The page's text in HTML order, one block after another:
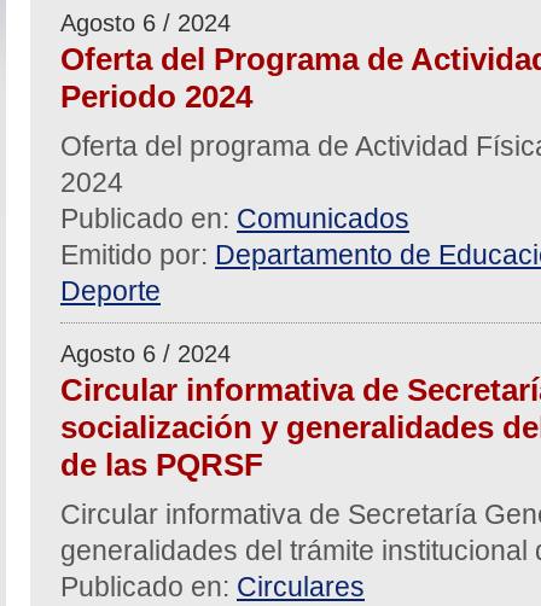
Agosto 6 / 2024
Oferta del Programa de
Periodo 2024
Oferta del programa de Actividad
2024
Publicado en: Comunicados
Emitido por: Departamento de
Deporte
Agosto 6 / 2024
Circular informativa de
socialización y generalidades
de las PQRSF
Circular informativa de Secretaría
generalidades del trámite institucional
Publicado en: Circulares